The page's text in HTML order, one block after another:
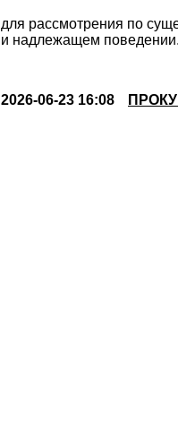
для рассмотрения по
и надлежащем поведении.
2026-06-23 16:08